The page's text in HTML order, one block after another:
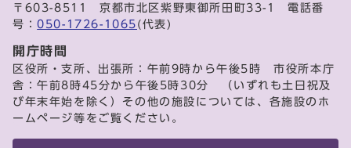
〒603-8511 京都市北区紫野東御所田町33-1 電話番
号：050-1726-1065 (代表)
開庁時間
区役所・支所、出張所：午前9時から午後5時 市役所本庁
舎：午前8時45分から午後5時30分 （いずれも土日祝及
び年末年始を除く）その他の施設については、各施設のホ
ームページ等をご覧ください。